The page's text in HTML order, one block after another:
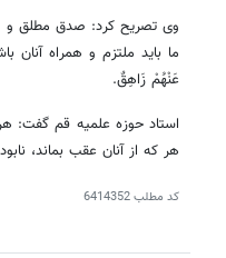
وی تصریح کرد: صدق مطلق و
ما باید ملتزم و همراه آنان
عَنْهُمْ زَاهِقٌ.
استاد حوزه علمیه قم گفت:
هر که از آنان عقب بماند،
کد مطلب6414352